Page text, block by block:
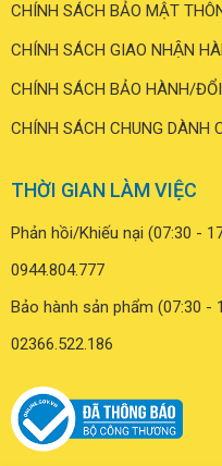
CHÍNH SÁCH BẢO MẬT
CHÍNH SÁCH GIAO NHẬN
CHÍNH SÁCH BẢO HÀNH/
CHÍNH SÁCH CHUNG DÀNH
THỜI GIAN LÀM VIỆC
Phản hồi/Khiếu nại (07:30 -
0944.804.777
Bảo hành sản phẩm (07:30 -
02366.522.186